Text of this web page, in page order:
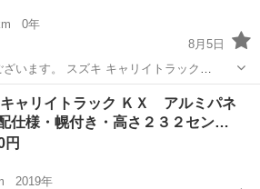
0年
8月5日
キャリイトラック
・車検：令和9年11月まで ・
キャリイ
キャリイトラック ＫＸ アルミパネ
仕様・幌付き・高さ２３２セン…
円
2019年